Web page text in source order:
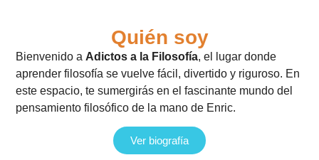
pensamiento crítico
Quién soy
Bienvenido a Adictos a la Filosofía, el lugar donde
aprender filosofía se vuelve fácil, divertido y riguroso. En
este espacio, te sumergirás en el fascinante mundo del
pensamiento filosófico de la mano de Enric.
Ver biografía